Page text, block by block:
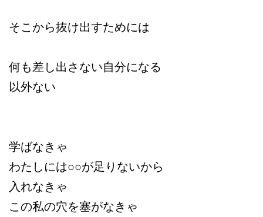
そこから抜け出すためには
何も差し出さ ない自分になる
以外ない
学ばなきゃ
わたしには○○が足りないから
入れなきゃ
この私の穴を塞がなきゃ